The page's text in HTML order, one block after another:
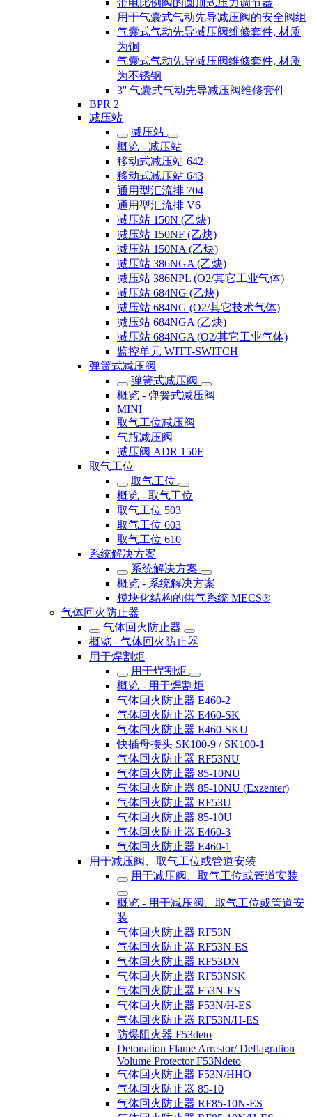
带电比例阀的圆顶式压力调节器
用于气囊式气动先导减压阀的安全阀组
气囊式气动先导减压阀维修套件, 材质
为铜
气囊式气动先导减压阀维修套件, 材质
为不锈钢
3'' 气囊式气动先导减压阀维修套件
BPR 2
减压站
减压站
概览 - 减压站
移动式减压站 642
移动式减压站 643
通用型汇流排 704
通用型汇流排 V6
减压站 150N (乙炔)
减压站 150NF (乙炔)
减压站 150NA (乙炔)
减压站 386NGA (乙炔)
减压站 386NPL (O2/其它工业气体)
减压站 684NG (乙炔)
减压站 684NG (O2/其它技术气体)
减压站 684NGA (乙炔)
减压站 684NGA (O2/其它工业气体)
监控单元 WITT-SWITCH
弹簧式减压阀
弹簧式减压阀
概览 - 弹簧式减压阀
MINI
取气工位减压阀
气瓶减压阀
减压阀 ADR 150F
取气工位
取气工位
概览 - 取气工位
取气工位 503
取气工位 603
取气工位 610
系统解决方案
系统解决方案
概览 - 系统解决方案
模块化结构的供气系统 MECS®
气体回火防止器
气体回火防止器
概览 - 气体回火防止器
用于焊割炬
用于焊割炬
概览 - 用于焊割炬
气体回火防止器 E460-2
气体回火防止器 E460-SK
气体回火防止器 E460-SKU
快插母接头 SK100-9 / SK100-1
气体回火防止器 RF53NU
气体回火防止器 85-10NU
气体回火防止器 85-10NU (Exzenter)
气体回火防止器 RF53U
气体回火防止器 85-10U
气体回火防止器 E460-3
气体回火防止器 E460-1
用于减压阀、取气工位或管道安装
用于减压阀、取气工位或管道安装
概览 - 用于减压阀、取气工位或管道安
装
气体回火防止器 RF53N
气体回火防止器 RF53N-ES
气体回火防止器 RF53DN
气体回火防止器 RF53NSK
气体回火防止器 F53N-ES
气体回火防止器 F53N/H-ES
气体回火防止器 RF53N/H-ES
防爆阻火器 F53deto
Detonation Flame Arrestor/ Deflagration
Volume Protector F53Ndeto
气体回火防止器 F53N/HHO
气体回火防止器 85-10
气体回火防止器 RF85-10N-ES